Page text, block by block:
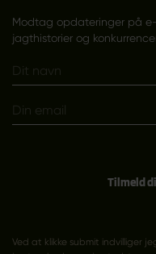
Modtag opdateringer på
jagthistorier og
Tilmeld
Ved at klikke submit indvilliger